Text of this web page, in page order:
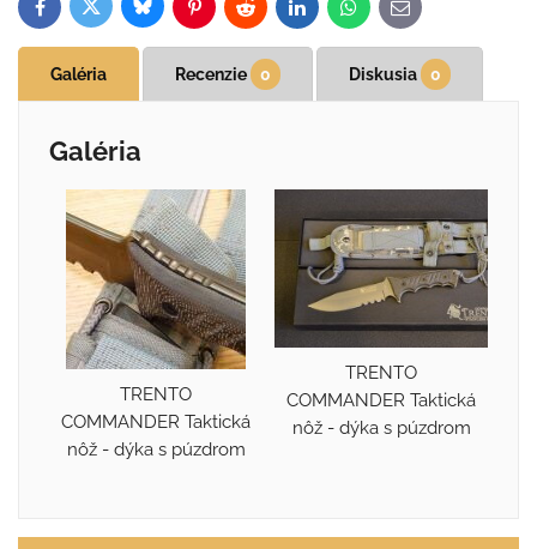
FacebookTwitterBlueskyPinterestReddit LinkedInWhatsApp
E-
mail
Galéria Recenzie 0 Diskusia 0
Galéria
TRENTO
COMMANDER Taktická
nôž - dýka s púzdrom
TRENTO
COMMANDER Taktická
nôž - dýka s púzdrom